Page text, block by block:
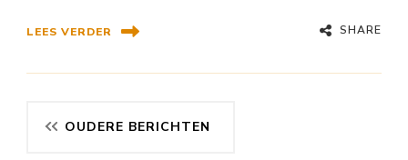
LEES VERDER SHARE
Berichtennavigatie
OUDERE BERICHTEN